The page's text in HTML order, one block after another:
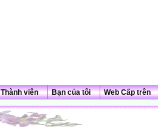
Thành viên Bạn của tôi Web Cấp trên